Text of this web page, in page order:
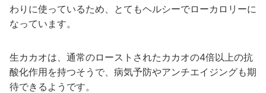
わりに使っているため、とてもヘルシーでローカロリーに
なっています。
生カカオは、通常のローストされたカカオの4倍以上の抗
酸化作用を持つそうで、病気予防やアンチエイジングも期
待できるようです。